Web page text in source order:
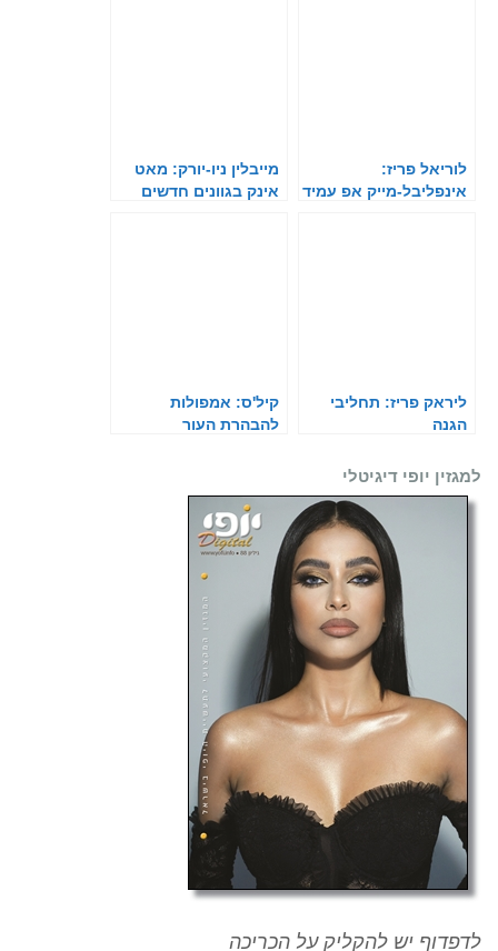
לוריאל פריז:
אינפליבל-מייק אפ עמיד
מייבלין ניו-יורק: מאט
אינק בגוונים חדשים
ליראק פריז: תחליבי
הגנה
קיל'ס: אמפולות
להבהרת העור
למגזין יופי דיגיטלי
לדפדוף יש להקליק על הכריכה